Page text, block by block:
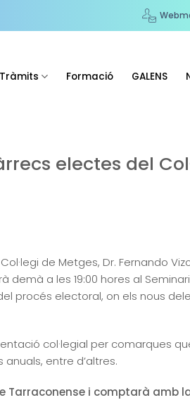
Tràmits Formació GALENS
electes del
de Metges, Dr. Fernando
a les 19:00 hores al
procés electoral, on els nous
col·legial per comarques
entre d’altres.
Tarraconense i comptarà amb